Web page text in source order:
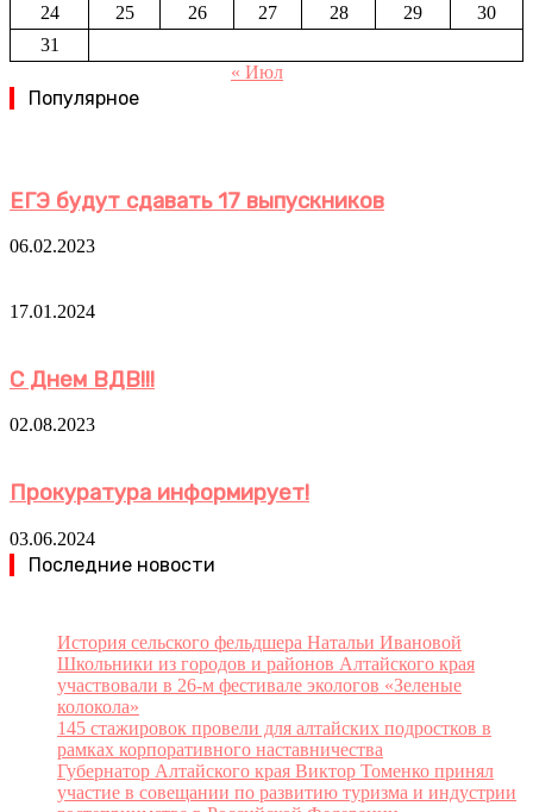
24
25 26 27 28 29
30
31
« Июл
Популярное
ЕГЭ будут сдавать 17 выпускников
06.02.2023
17.01.2024
С Днем ВДВ!!!
02.08.2023
Прокуратура информирует!
03.06.2024
Последние новости
История сельского фельдшера Натальи Ивановой
Школьники из городов и районов Алтайского края
участвовали в 26-м фестивале экологов «Зеленые
колокола»
145 стажировок провели для алтайских подростков в
рамках корпоративного наставничества
Губернатор Алтайского края Виктор Томенко принял
участие в совещании по развитию туризма и индустрии